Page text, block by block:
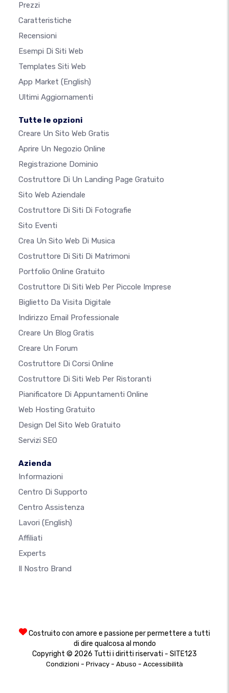
Prezzi
Caratteristiche
Recensioni
Esempi Di Siti Web
Templates Siti Web
App Market (English)
Ultimi Aggiornamenti
Tutte le opzioni
Creare Un Sito Web Gratis
Aprire Un Negozio Online
Registrazione Dominio
Costruttore Di Un Landing Page Gratuito
Sito Web Aziendale
Costruttore Di Siti Di Fotografie
Sito Eventi
Crea Un Sito Web Di Musica
Costruttore Di Siti Di Matrimoni
Portfolio Online Gratuito
Costruttore Di Siti Web Per Piccole Imprese
Biglietto Da Visita Digitale
Indirizzo Email Professionale
Creare Un Blog Gratis
Creare Un Forum
Costruttore Di Corsi Online
Costruttore Di Siti Web Per Ristoranti
Pianificatore Di Appuntamenti Online
Web Hosting Gratuito
Design Del Sito Web Gratuito
Servizi SEO
Azienda
Informazioni
Centro Di Supporto
Centro Assistenza
Lavori (English)
Affiliati
Experts
Il Nostro Brand
Costruito con amore e passione per permettere a tutti
di dire qualcosa al mondo
Copyright © 2026 Tutti i diritti riservati - SITE123
Condizioni - Privacy - Abuso - Accessibilità